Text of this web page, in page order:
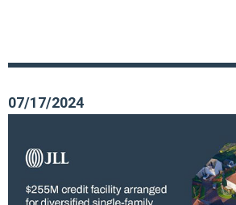
07/17/2024